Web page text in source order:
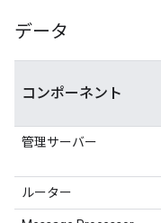
データ
コンポーネント
管理サーバー
ルーター